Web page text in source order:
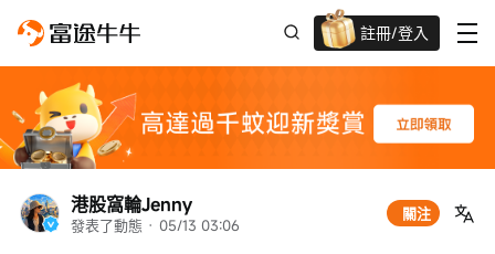
註冊/登入
高達過千蚊獎賞
港股窩輪Jenny
發表了動態 · 05/13 03:06
關注